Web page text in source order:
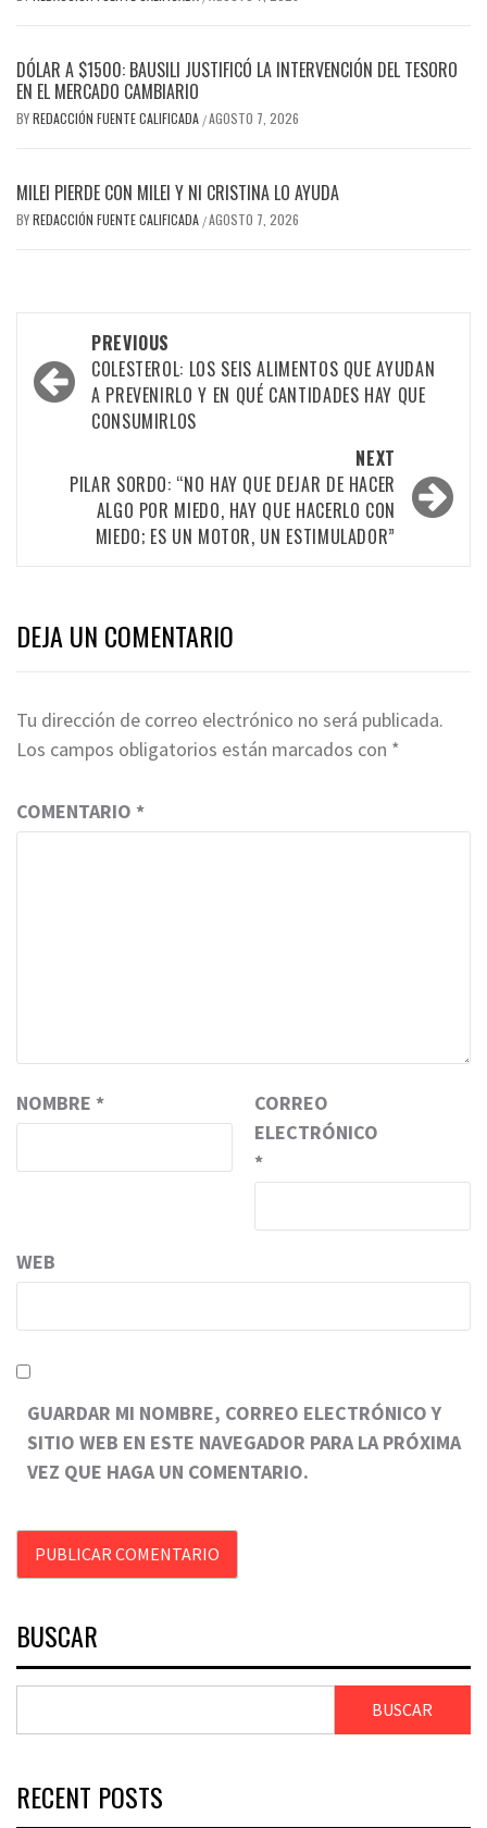
DÓLAR A $1500: BAUSILI JUSTIFICÓ LA INTERVENCIÓN DEL TESORO
EN EL MERCADO CAMBIARIO
BYREDACCIÓN FUENTE CALIFICADA /AGOSTO 7, 2026
MILEI PIERDE CON MILEI Y NI CRISTINA LO AYUDA
BYREDACCIÓN FUENTE CALIFICADA /AGOSTO 7, 2026
PREVIOUS
COLESTEROL: LOS SEIS ALIMENTOS QUE AYUDAN
A PREVENIRLO Y EN QUÉ CANTIDADES HAY QUE
CONSUMIRLOS
NEXT
PILAR SORDO: “NO HAY QUE DEJAR DE HACER
ALGO POR MIEDO, HAY QUE HACERLO CON
MIEDO; ES UN MOTOR, UN ESTIMULADOR”
DEJA UN COMENTARIO
Tu dirección de correo electrónico no será publicada.
Los campos obligatorios están marcados con *
COMENTARIO *
NOMBRE *
CORREO
ELECTRÓNICO
*
WEB
GUARDAR MI NOMBRE, CORREO ELECTRÓNICO Y
SITIO WEB EN ESTE NAVEGADOR PARA LA PRÓXIMA
VEZ QUE HAGA UN COMENTARIO.
BUSCAR
BUSCAR
RECENT POSTS